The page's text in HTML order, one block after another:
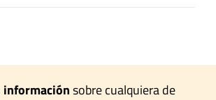
informaciónsobre cualquiera de